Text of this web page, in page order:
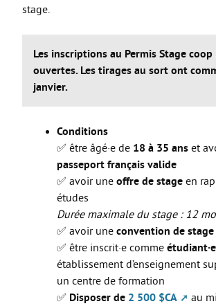
ETUDES / FORMATION
Les stages
L’alternance
La formation continue
Métiers en uniforme
Année de Césure
INTERNATIONAL
Préparer son départ
Stages, Études, Formations
Emploi
stage.
Les inscriptions au Permis Stage
ouvertes. Les tirages au sort ont
janvier.
Conditions
✅ être âgé·e de 18 à 35 ans et
passeport français valide
✅ avoir une offre de stage en
études
Durée maximale du stage : 12
✅ avoir une convention de stage
✅ être inscrit·e comme étudiant·e
établissement d’enseignement
un centre de formation
✅ Disposer de 2 500 $CA
au